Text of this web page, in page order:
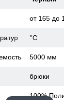
от 165 до
°С
5000 мм
брюки
100%